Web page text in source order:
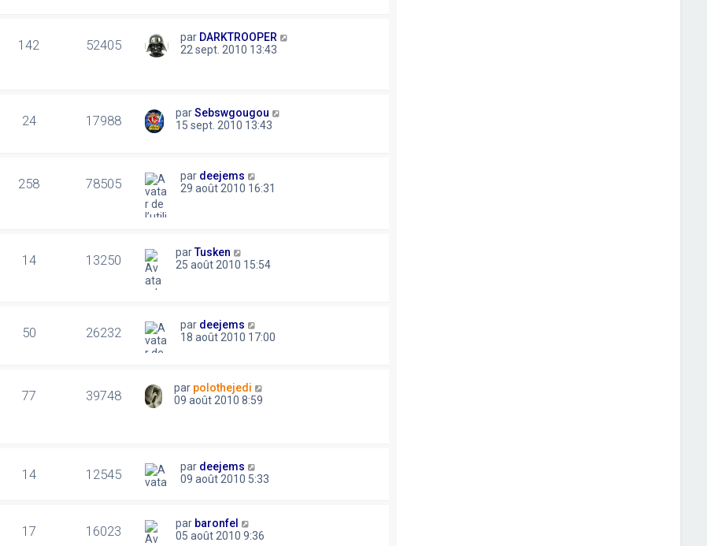
142 52405 par DARKTROOPER
22 sept. 2010 13:43
24 17988 parSebswgougou
15 sept. 2010 13:43
258 78505 par deejems
29 août 2010 16:31
14 13250 parTusken
25 août 2010 15:54
50 26232 par deejems
18 août 2010 17:00
77 39748 par polothejedi
09 août 2010 8:59
14 12545 par deejems
09 août 2010 5:33
17 16023 par baronfel
05 août 2010 9:36